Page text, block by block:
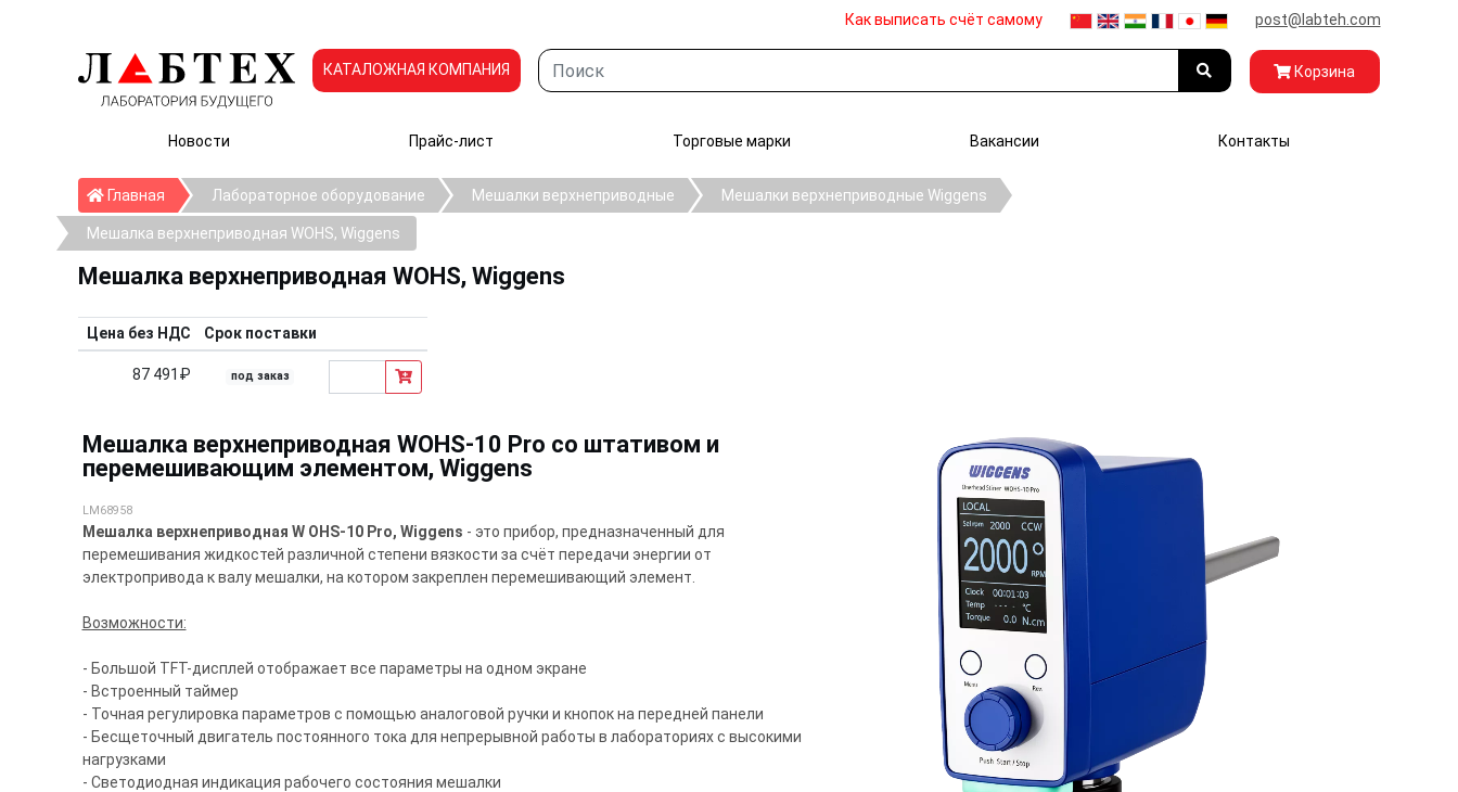
Как выписать счёт самому post@labteh.com
КАТАЛОЖНАЯ КОМПАНИЯ Корзина
Новости Прайс-лист Торговые марки Вакансии Контакты
ГлавнаяГлавнаяЛабораторное оборудование Мешалки верхнеприводные Мешалки верхнеприводные Wiggens
Мешалка верхнеприводная WOHS, Wiggens
Мешалка верхнеприводная WOHS, Wiggens
Цена без НДС Срок поставки
87 491₽ под заказ
Мешалка верхнеприводная WOHS-10 Pro со штативом и
перемешивающим элементом, Wiggens
LM68958
Мешалка верхнеприводная W OHS-10 Pro, Wiggens - это прибор, предназначенный для
перемешивания жидкостей различной степени вязкости за счёт передачи энергии от
электропривода к валу мешалки, на котором закреплен перемешивающий элемент.
Возможности:
- Большой TFT-дисплей отображает все параметры на одном экране
- Встроенный таймер
- Точная регулировка параметров с помощью аналоговой ручки и кнопок на передней панели
- Бесщеточный двигатель постоянного тока для непрерывной работы в лабораториях с высокими
нагрузками
- Светодиодная индикация рабочего состояния мешалки